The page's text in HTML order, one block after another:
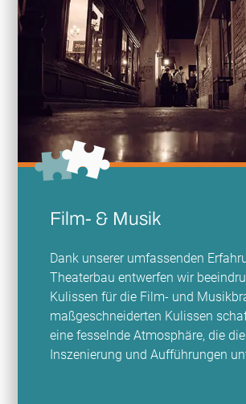
Film- & Musik
Dank unserer umfassenden
Theaterbau entwerfen wir
Kulissen für die Film- und
maßgeschneiderten Kulissen
eine fesselnde Atmosphäre, die die
Inszenierung und Aufführungen